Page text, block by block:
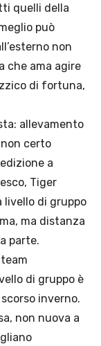
quelli della
può
non
che ama agire
di fortuna,
allevamento
certo
a
Tiger
livello di gruppo
ma distanza
parte.
di gruppo è
inverno.
non nuova a